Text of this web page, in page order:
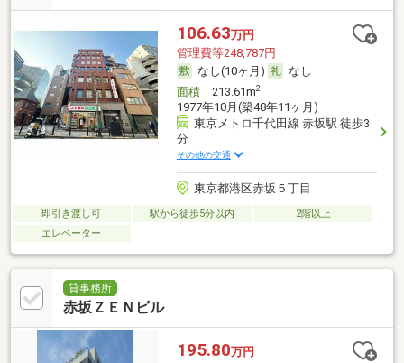
106.63万円
管理費等248,787円
なし(10ヶ月)
なし
面積213.61m2
1977年10月(築48年11ヶ月)
東京メトロ千代田線 赤坂駅 徒歩3
分
その他の交通
東京都港区赤坂５丁目
即引き渡し可 駅から徒歩5分以内
2階以上
エレベーター
貸事務所
赤坂ＺＥＮビル
195.80万円